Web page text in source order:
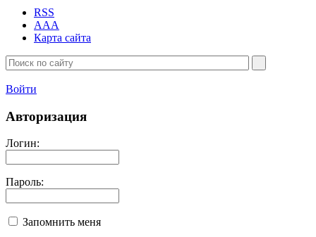
RSS
AAA
Карта сайта
Войти
Авторизация
Логин:
Пароль:
Запомнить меня